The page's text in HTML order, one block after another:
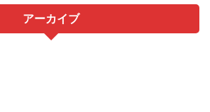
アーカイブ